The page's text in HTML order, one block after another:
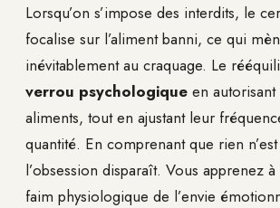
Lorsqu’on s’impose des interdits, le
focalise sur l’aliment banni, ce qui
inévitablement au craquage. Le
verrou psychologique en
aliments, tout en ajustant leur
quantité. En comprenant que rien
l’obsession disparaît. Vous apprenez
faim physiologique de l’envie